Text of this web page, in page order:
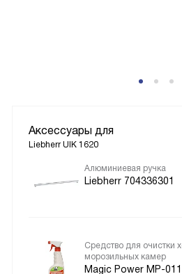
Аксессуары для
Liebherr UIK 1620
Алюминиевая ручка
Liebherr 704336301
Средство для очистки
морозильных камер
Magic Power MP-011